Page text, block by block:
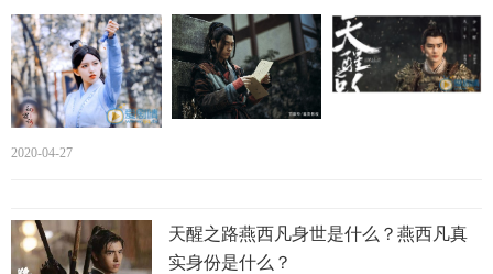
三大学校数字顶峰最强者，将苏唐从玄军城解救，复建摘风
学校，出任校长。
2020-04-27
天醒之路燕西凡身世是什么？燕西凡真
实身份是什么？